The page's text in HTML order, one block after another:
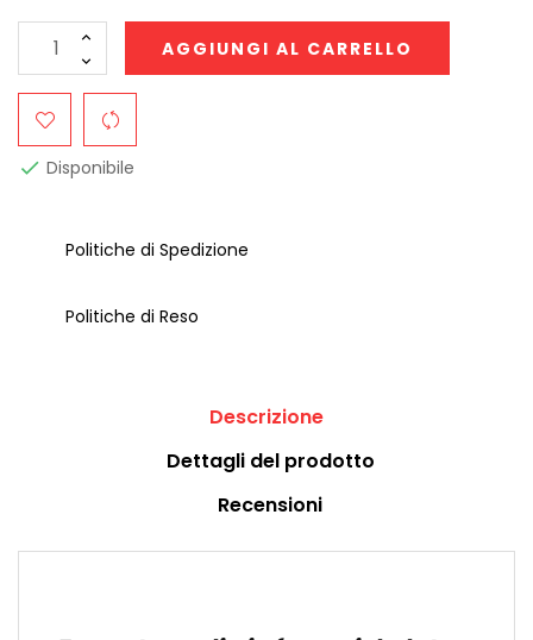
AGGIUNGI AL CARRELLO
 Disponibile
Politiche di Spedizione
Politiche di Reso
Descrizione
Dettagli del prodotto
Recensioni